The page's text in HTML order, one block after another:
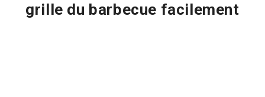
grille du barbecue facilement